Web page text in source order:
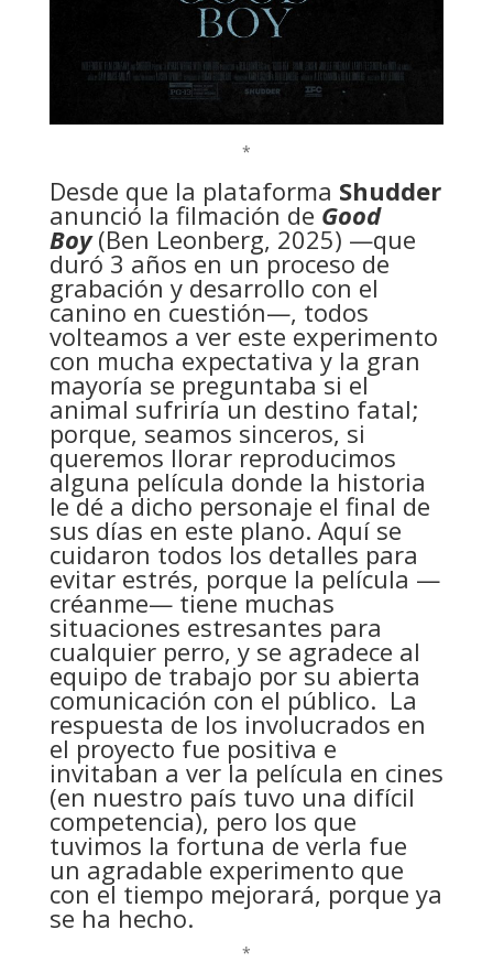
*
Desde que la plataforma Shudder
anunció la filmación de Good
Boy(Ben Leonberg, 2025) —que
duró 3 años en un proceso de
grabación y desarrollo con el
canino en cuestión—, todos
volteamos a ver este experimento
con mucha expectativa y la gran
mayoría se preguntaba si el
animal sufriría un destino fatal;
porque, seamos sinceros, si
queremos llorar reproducimos
alguna película donde la historia
le dé a dicho personaje el final de
sus días en este plano. Aquí se
cuidaron todos los detalles para
evitar estrés, porque la película —
créanme— tiene muchas
situaciones estresantes para
cualquier perro, y se agradece al
equipo de trabajo por su abierta
comunicación con el público. La
respuesta de los involucrados en
el proyecto fue positiva e
invitaban a ver la película en cines
(en nuestro país tuvo una difícil
competencia), pero los que
tuvimos la fortuna de verla fue
un agradable experimento que
con el tiempo mejorará, porque ya
se ha hecho.
*